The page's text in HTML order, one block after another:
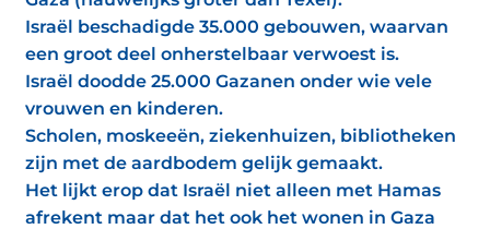
Israël beschadigde 35.000 gebouwen, waarvan
een groot deel onherstelbaar verwoest is.
Israël doodde 25.000 Gazanen onder wie vele
vrouwen en kinderen.
Scholen, moskeeën, ziekenhuizen, bibliotheken
zijn met de aardbodem gelijk gemaakt.
Het lijkt erop dat Israël niet alleen met Hamas
afrekent maar dat het ook het wonen in Gaza